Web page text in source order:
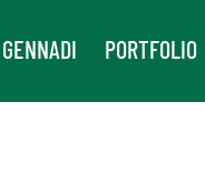
GENNADI PORTFOLIO